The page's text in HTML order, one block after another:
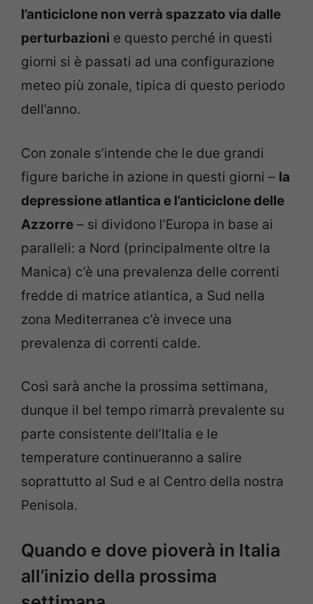
l’anticiclone non verrà spazzato via dalle
perturbazioni e questo perché in questi
giorni si è passati ad una configurazione
meteo più zonale, tipica di questo periodo
dell’anno.
Con zonale s’intende che le due grandi
figure bariche in azione in questi giorni – la
depressione atlantica e l’anticiclone delle
Azzorre – si dividono l’Europa in base ai
paralleli: a Nord (principalmente oltre la
Manica) c’è una prevalenza delle correnti
fredde di matrice atlantica, a Sud nella
zona Mediterranea c’è invece una
prevalenza di correnti calde.
Così sarà anche la prossima settimana,
dunque il bel tempo rimarrà prevalente su
parte consistente dell’Italia e le
temperature continueranno a salire
soprattutto al Sud e al Centro della nostra
Penisola.
Quando e dove pioverà in Italia
all’inizio della prossima